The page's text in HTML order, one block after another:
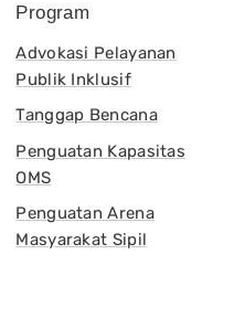
Program
Advokasi Pelayanan
Publik Inklusif
Tanggap Bencana
Penguatan Kapasitas
OMS
Penguatan Arena
Masyarakat Sipil